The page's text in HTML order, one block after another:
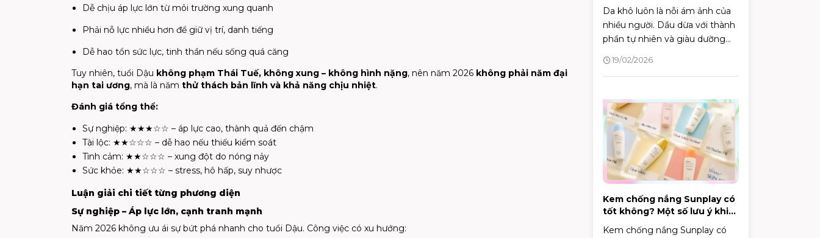
Dễ chịu áp lực lớn từ môi trường xung quanh
Phải nỗ lực nhiều hơn để giữ vị trí, danh tiếng
Dễ hao tổn sức lực, tinh thần nếu sống quá căng
Tuy nhiên, tuổi Dậu không phạm Thái Tuế, không xung – không hình nặng, nên năm 2026 không phải năm đại
hạn tai ương, mà là năm thử thách bản lĩnh và khả năng chịu nhiệt.
Đánh giá tổng thể:
Sự nghiệp: ★★★☆☆ – áp lực cao, thành quả đến chậm
Tài lộc: ★★☆☆☆ – dễ hao nếu thiếu kiểm soát
Tình cảm: ★★☆☆☆ – xung đột do nóng nảy
Sức khỏe: ★★☆☆☆ – stress, hô hấp, suy nhược
Luận giải chi tiết từng phương diện
Sự nghiệp – Áp lực lớn, cạnh tranh mạnh
Năm 2026 không ưu ái sự bứt phá nhanh cho tuổi Dậu. Công việc có xu hướng:
Da khô luôn là nỗi ám ảnh của
nhiều người. Dầu dừa với thành
phần tự nhiên và giàu dưỡng
chất, được xem là một giải
pháp hiệu quả để khắc phục
đúng cách và hiệu quả?
19/02/2026
Kem chống nắng Sunplay có
tốt không? Một số lưu ý khi
lựa chọn kem chống nắng
Kem chống nắng Sunplay có